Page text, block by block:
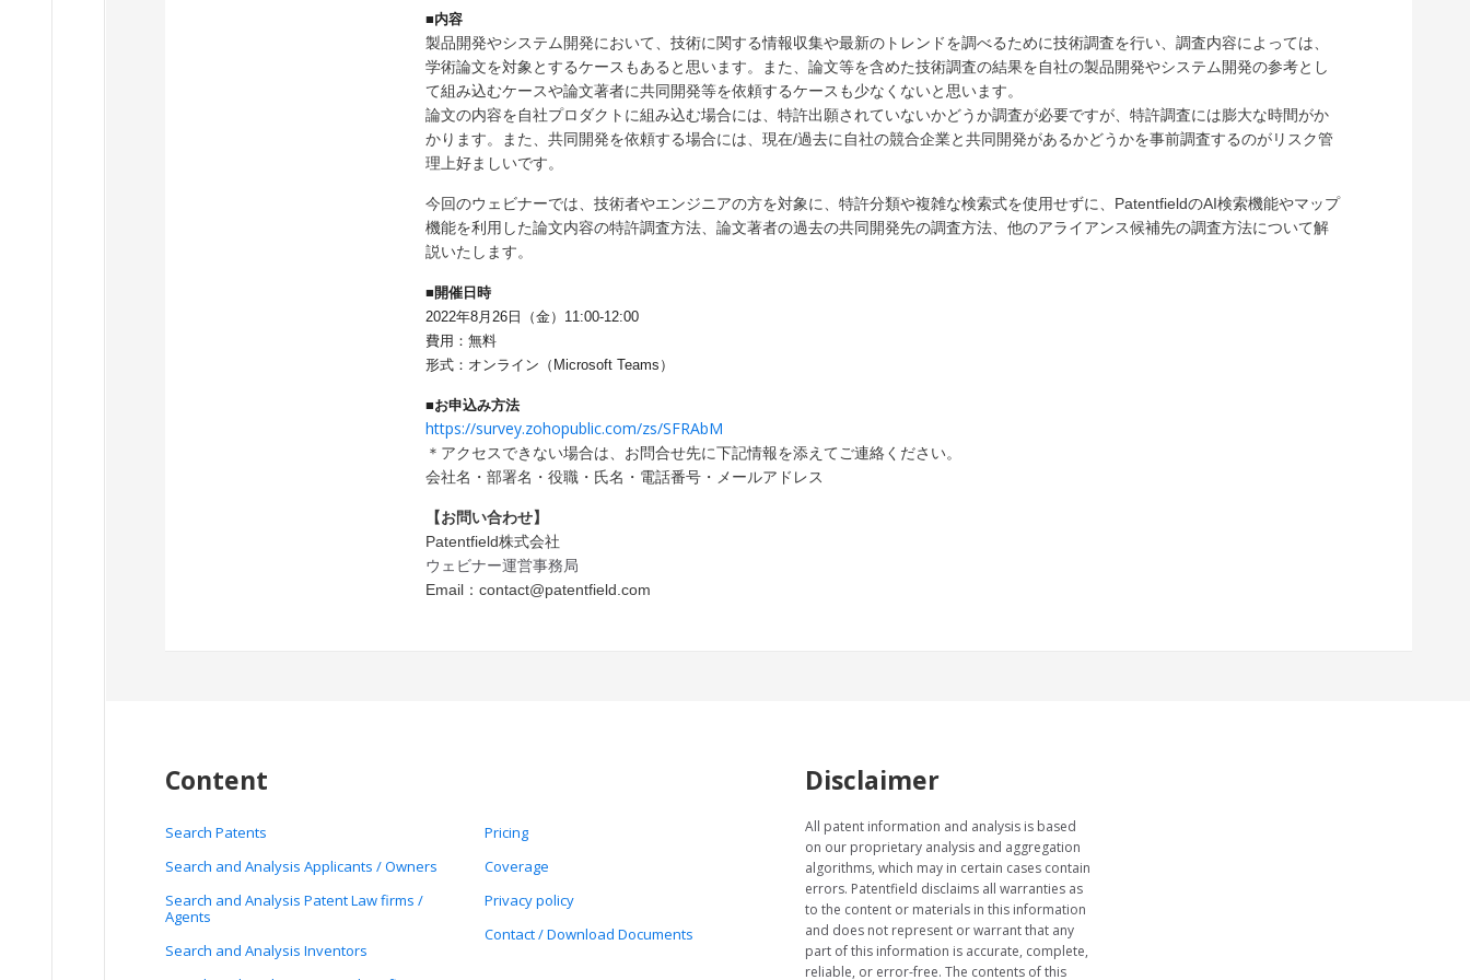
■内容
製品開発やシステム開発において、技術に関する情報収集や最新のトレンドを調べるために技術調査を行い、調査内容によっては、
学術論文を対象とするケースもあると思います。また、論文等を含めた技術調査の結果を自社の製品開発やシステム開発の参考とし
て組み込むケースや論文著者に共同開発等を依頼するケースも少なくないと思います。
論文の内容を自社プロダクトに組み込む場合には、特許出願されていないかどうか調査が必要ですが、特許調査には膨大な時間がか
かります。また、共同開発を依頼する場合には、現在/過去に自社の競合企業と共同開発があるかどうかを事前調査するのがリスク管
理上好ましいです。
今回のウェビナーでは、 技術者やエンジニアの方を対象に、特許分類や複雑な検索式を使用せずに、 PatentfieldのAI検索機能やマップ
機能を利用した論文内容の特許調査方法、論文著者の過去の共同開発先の調査方法、他のアライアンス候補先の調査方法について解
説いたします。
■開催日時
2022年8月26日（金）11:00-12:00
費用：無料
形式：オンライン（Microsoft Teams）
■お申込み方法
https://survey.zohopublic.com/zs/SFRAbM
＊アクセスできない場合は、お問合せ先に下記情報を添えてご連絡ください。
会社名・部署名・役職・ 氏名・電話番号・ メールアドレス
【お問い合わせ】
Patentfield株式会社
ウェビナー運営事務局
Email： contact@patentfield.com
Content
Search Patents
Search and Analysis Applicants / Owners
Search and Analysis Patent Law firms /
Agents
Search and Analysis Inventors
Pricing
Coverage
Privacy policy
Contact / Download Documents
Disclaimer
All patent information and analysis is based
on our proprietary analysis and aggregation
algorithms, which may in certain cases contain
errors. Patentfield disclaims all warranties as
to the content or materials in this information
and does not represent or warrant that any
part of this information is accurate, complete,
reliable, or error-free. The contents of this